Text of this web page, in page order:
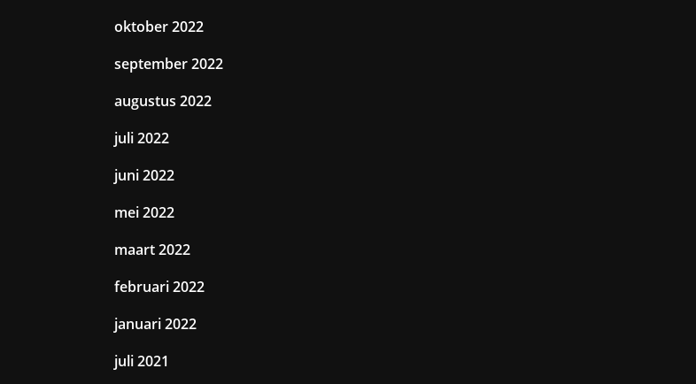
oktober 2022
september 2022
augustus 2022
juli 2022
juni 2022
mei 2022
maart 2022
februari 2022
januari 2022
juli 2021